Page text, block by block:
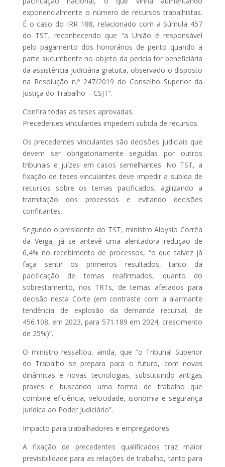
exponencialmente o número de recursos trabalhistas.
É o caso do IRR 188, relacionado com a Súmula 457
do TST, reconhecendo que “a União é responsável
pelo pagamento dos honorários de perito quando a
parte sucumbente no objeto da perícia for beneficiária
da assistência judiciária gratuita, observado o disposto
na Resolução n.º 247/2019 do Conselho Superior da
Justiça do Trabalho – CSJT”.
Confira todas as teses aprovadas.
Precedentes vinculantes impedem subida de recursos
Os precedentes vinculantes são decisões judiciais que
devem ser obrigatoriamente seguidas por outros
tribunais e juízes em casos semelhantes. No TST, a
fixação de teses vinculantes deve impedir a subida de
recursos sobre os temas pacificados, agilizando a
tramitação dos processos e evitando decisões
conflitantes.
Segundo o presidente do TST, ministro Aloysio Corrêa
da Veiga, já se antevê uma alentadora redução de
6,4% no recebimento de processos, “o que talvez já
faça sentir os primeiros resultados, tanto da
pacificação de temas reafirmados, quanto do
sobrestamento, nos TRTs, de temas afetados para
decisão nesta Corte (em contraste com a alarmante
tendência de explosão da demanda recursal, de
456.108, em 2023, para 571.189 em 2024, crescimento
de 25%)”.
O ministro ressaltou, ainda, que “o Tribunal Superior
do Trabalho se prepara para o futuro, com novas
dinâmicas e novas tecnologias, substituindo antigas
praxes e buscando uma forma de trabalho que
combine eficiência, velocidade, isonomia e segurança
jurídica ao Poder Judiciário”.
Impacto para trabalhadores e empregadores
A fixação de precedentes qualificados traz maior
previsibilidade para as relações de trabalho, tanto para